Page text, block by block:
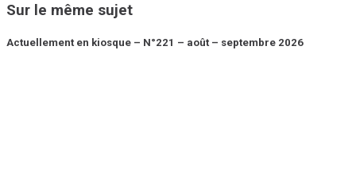
Sur le même sujet
Actuellement en kiosque – N°221 – août – septembre 2026